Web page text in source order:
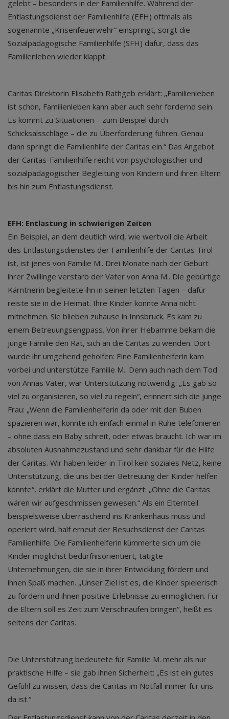
gelebt – besonders in der Familienhilfe. Während der
Entlastungsdienst der Familienhilfe (EFH) oftmals als
sogenannte „Krisenfeuerwehr“ einspringt, sorgt die
Sozialpädagogische Familienhilfe (SFH) dafür, dass das
Familienleben wieder klappt.
Caritas Direktorin Elisabeth Rathgeb erklärt: „Familienleben
ist schön, Familienleben kann aber auch sehr fordernd sein.
Es kommt zu Situationen – zum Beispiel durch
Schicksalsschläge – die zu Überforderung führen. Genau
dann springt die Familienhilfe der Caritas ein.“ Das Angebot
der Caritas-Familienhilfe reicht von psychologischer und
sozialpädagogischer Begleitung von Kindern und ihren Eltern
bis hin zum Entlastungsdienst.
EFH: Entlastung in schwierigen Zeiten
Ein Beispiel, an dem deutlich wird, wie wertvoll die Arbeit
des Entlastungsdienstes der Familienhilfe der Caritas Tirol
ist, ist jenes von Familie M.. Drei Monate nach der Geburt
ihrer Zwillinge verstarb der Vater von Anna M.. Die gebürtige
Kärntnerin begleitete ihn in seinen letzten Tagen – dafür
reiste sie in die Heimat. Ihre Kinder konnte Anna nicht
mitnehmen. Sie blieben zuhause in Innsbruck. Es kam zu
einem Betreuungsengpass. Von ihrer Hebamme bekam die
junge Familie den Rat, sich an die Caritas zu wenden. Dort
wurde ihr umgehend geholfen: Eine Familienhelferin kam
vorbei und unterstütze Familie M.. Denn auch nach dem Tod
von Annas Vater, war Unterstützung notwendig: „Es gab so
viel zu organisieren, so viel zu regeln“, erinnert sich die junge
Frau: „Wenn die Familienhelferin da oder mit den Buben
spazieren war, konnte ich einfach einmal in Ruhe telefonieren
– ohne dass ein Baby schreit, oder etwas braucht. Ich war im
absoluten Ausnahmezustand und sehr dankbar für die Hilfe
der Caritas. Wir haben leider in Tirol kein soziales Netz, keine
Unterstützung, die uns bei der Betreuung der Kinder helfen
könnte“, erklärt die Mutter und ergänzt: „Ohne die Caritas
wären wir aufgeschmissen gewesen.“ Als ein Elternteil
beispielsweise überraschend ins Krankenhaus muss und
operiert wird, half erneut der Besuchsdienst der Caritas
Familienhilfe. Die Familienhelferin kümmerte sich um die
Kinder möglichst bedürfnisorientiert, tätigte
Unternehmungen, die sie in ihrer Entwicklung fördern und
ihnen Spaß machen. „Unser Ziel ist es, die Kinder spielerisch
zu fördern und ihnen positive Erlebnisse zu ermöglichen. Für
die Eltern soll es Zeit zum Verschnaufen bringen“, heißt es
seitens der Caritas.
Die Unterstützung bedeutete für Familie M. mehr als nur
praktische Hilfe – sie gab ihnen Sicherheit: „Es ist ein gutes
Gefühl zu wissen, dass die Caritas im Notfall immer für uns
da ist.“